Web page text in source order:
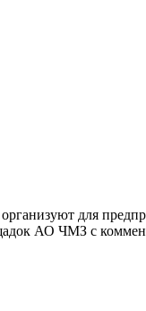
для
АО ЧМЗ с